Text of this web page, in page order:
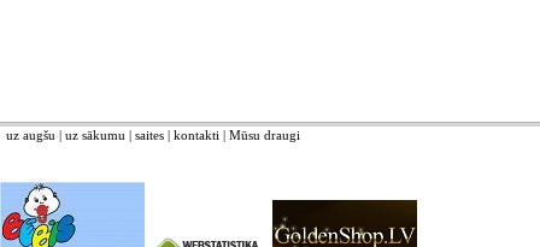
uz augšu | uz sākumu | saites | kontakti | Mūsu draugi